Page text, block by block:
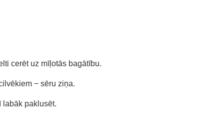
cerēt uz mīļotās bagātību.
− sēru ziņa.
labāk paklusēt.